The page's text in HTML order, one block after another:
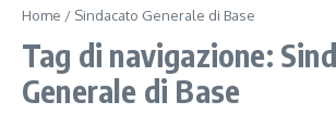
Home / Sindacato Generale di Base
Tag di navigazione:
Generale di Base